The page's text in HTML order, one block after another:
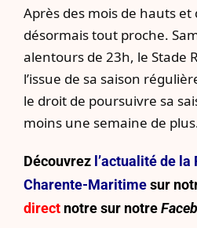
Après des mois de hauts et
désormais tout proche.
alentours de 23h, le Stade
l’issue de sa saison
le droit de poursuivre sa
moins une semaine de
Découvrez l’actualité de
Charente-Maritimesur
direct notre sur notre